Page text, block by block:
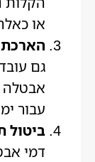
או
גם
אבטלה
עבור
ביטול
דמי